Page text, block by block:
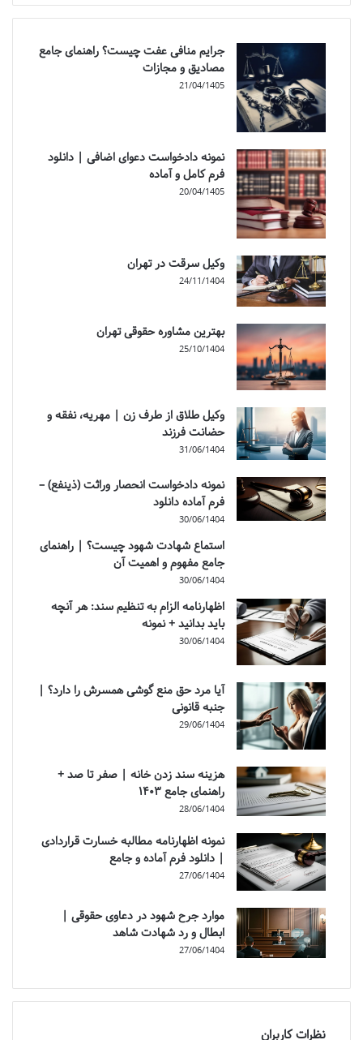
جرایم منافی عفت چیست؟ راهنمای جامع
مصادیق و مجازات
21/04/1405
نمونه دادخواست دعوای اضافی | دانلود
فرم کامل و آماده
20/04/1405
وکیل سرقت در تهران
24/11/1404
بهترین مشاوره حقوقی تهران
25/10/1404
وکیل طلاق از طرف زن | مهریه، نفقه و
حضانت فرزند
31/06/1404
نمونه دادخواست انحصار وراثت (ذینفع) –
فرم آماده دانلود
30/06/1404
استماع شهادت شهود چیست؟ | راهنمای
جامع مفهوم و اهمیت آن
30/06/1404
اظهارنامه الزام به تنظیم سند: هر آنچه
باید بدانید + نمونه
30/06/1404
آیا مرد حق منع گوشی همسرش را دارد؟ |
جنبه قانونی
29/06/1404
هزینه سند زدن خانه | صفر تا صد +
راهنمای جامع ۱۴۰۳
28/06/1404
نمونه اظهارنامه مطالبه خسارت قراردادی
| دانلود فرم آماده و جامع
27/06/1404
موارد جرح شهود در دعاوی حقوقی |
ابطال و رد شهادت شاهد
27/06/1404
نظرات کاربران